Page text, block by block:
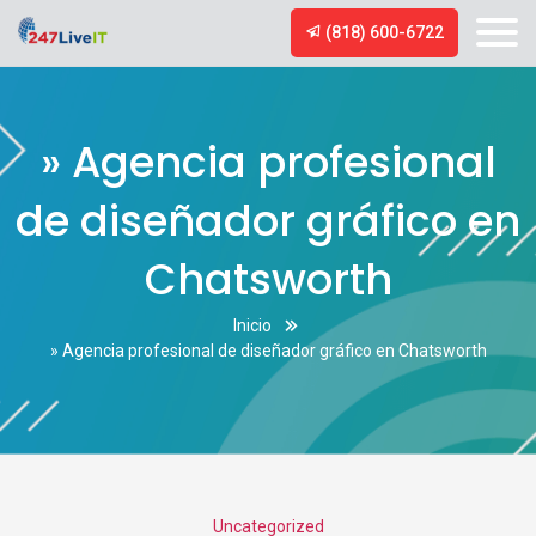
(818) 600-6722
» Agencia profesional
de diseñador gráfico en
Chatsworth
Inicio
» Agencia profesional de diseñador gráfico en Chatsworth
Categories
Uncategorized